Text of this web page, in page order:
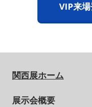
VIP来
関西展ホーム
展示会概要